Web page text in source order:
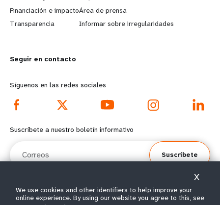
r
n
o
r
e
f
o
t
Financiación e impacto
Transparencia
e
y
d
o
t
e
Área de prensa
Informar sobre irregularidades
Seguir en contacto
Síguenos en las redes sociales
Suscríbete a nuestro boletín informativo
Suscríbete
© Todos los derechos reservados 2026.
We use cookies and other identifiers to help improve your
online experience. By using our website you agree to this, see
X